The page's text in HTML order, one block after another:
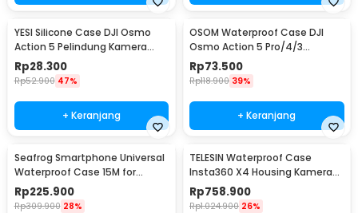
YESI Silicone Case DJI Osmo
Action 5 Pelindung Kamera
Silikon - YS-5
Rp28.300
Rp52.900 47%
+ Keranjang
OSOM Waterproof Case DJI
Osmo Action 5 Pro/4/3
Housing Kamera 60M - OS009
Rp73.500
Rp118.900 39%
+ Keranjang
Seafrog Smartphone Universal
Waterproof Case 15M for
Android iPhone - SF-PH-03
Rp225.900
Rp309.900 28%
TELESIN Waterproof Case
Insta360 X4 Housing Kamera
Anti Air 50M - S4-WTP-08-TIS
Rp758.900
Rp1.024.900 26%